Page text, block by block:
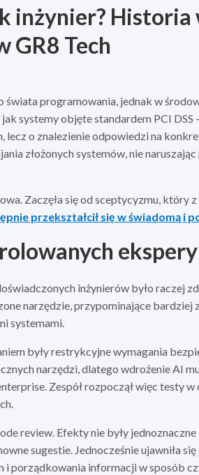
inżynier?
GR8 Tech
świata programowania, jednak w
systemy objęte standardem PCI DSS
lecz o znalezienie odpowiedzi na
złożonych systemów, nie
Zaczęła się od sceptycyzmu, który z
przekształcił się w świadomą i
inżynierów było raczej
narzędzie, przypominające bardziej
systemami.
były restrykcyjne wymagania
narzędzi, dlatego wdrożenie AI
Zespół rozpoczął więc testy
review. Efekty nie były
sugestie. Jednocześnie ujawniła
porządkowania informacji w sposób